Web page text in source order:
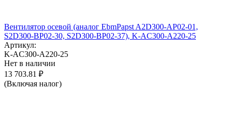
Вентилятор осевой (аналог EbmPapst A2D300-AP02-01,
S2D300-BP02-30, S2D300-BP02-37), K-AC300-A220-25
Артикул:
K-AC300-A220-25
Нет в наличии
13 703.81 ₽
(Включая налог)